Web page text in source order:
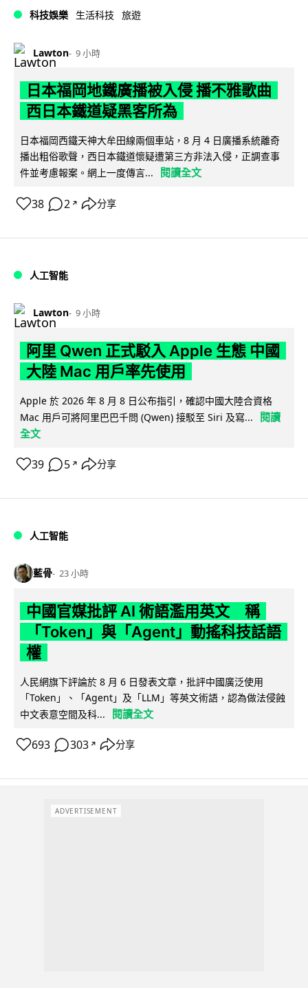
科技娛樂 生活科技 旅遊
Lawton 9 小時
日本福岡地鐵廣播被入侵 播不雅歌曲
西日本鐵道疑黑客所為
日本福岡西鐵天神大牟田線兩個車站，8 月 4 日廣播系統離奇
播出粗俗歌聲，西日本鐵道懷疑遭第三方非法入侵，正調查事
件並考慮報案。網上一度傳言...
閱讀全文
38 2 ↗ 分享
人工智能
Lawton 9 小時
阿里 Qwen 正式駁入 Apple 生態 中國
大陸 Mac 用戶率先使用
Apple 於 2026 年 8 月 8 日公布指引，確認中國大陸合資格
Mac 用戶可將阿里巴巴千問 (Qwen) 接駁至 Siri 及寫...
閱讀
全文
39 5 ↗ 分享
人工智能
藍骨 23 小時
中國官媒批評 AI 術語濫用英文 稱
「Token」與「Agent」動搖科技話語
權
人民網旗下評論於 8 月 6 日發表文章，批評中國廣泛使用
「Token」、「Agent」及「LLM」等英文術語，認為做法侵蝕
中文表意空間及科...
閱讀全文
693 303 ↗ 分享
ADVERTISEMENT